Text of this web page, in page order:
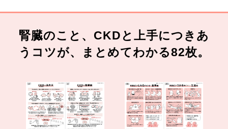
腎臓のこと、CKDと上手につきあ
うコツが、まとめてわかる82枚。